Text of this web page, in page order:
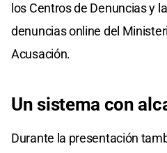
los Centros de Denuncias y
denuncias online del
Acusación.
Un sistema con
Durante la presentación